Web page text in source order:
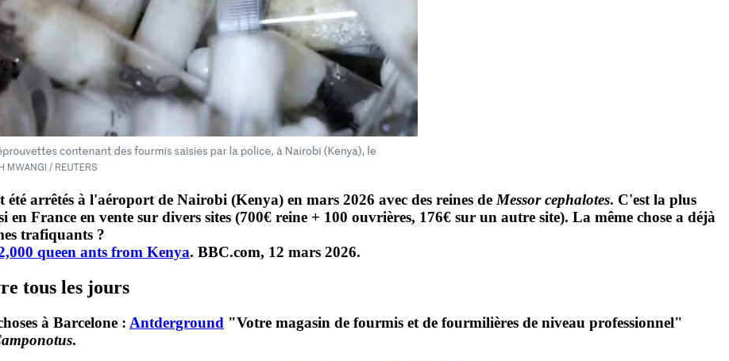
arrêtés à l'aéroport de Nairobi (Kenya) en mars 2026 avec des reines de Messor cephalotes. C'est la plus
en France en vente sur divers sites (700€ reine + 100 ouvrières, 176€ sur un autre site). La même chose a déjà
trafiquants ?
queen ants from Kenya. BBC.com, 12 mars 2026.
tous les jours
à Barcelone : Antderground "Votre magasin de fourmis et de fourmilières de niveau professionnel"
.